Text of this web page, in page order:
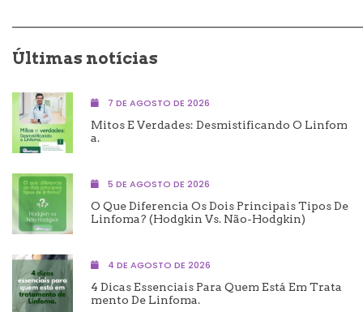
Últimas notícias
7 DE AGOSTO DE 2026
Mitos E Verdades: Desmistificando O Linfom
A.
5 DE AGOSTO DE 2026
O Que Diferencia Os Dois Principais Tipos De
Linfoma? (Hodgkin Vs. Não-Hodgkin)
4 DE AGOSTO DE 2026
4 Dicas Essenciais Para Quem Está Em Trata
Mento De Linfoma.